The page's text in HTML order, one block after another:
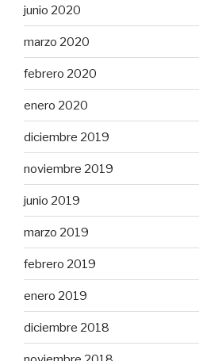
junio 2020
marzo 2020
febrero 2020
enero 2020
diciembre 2019
noviembre 2019
junio 2019
marzo 2019
febrero 2019
enero 2019
diciembre 2018